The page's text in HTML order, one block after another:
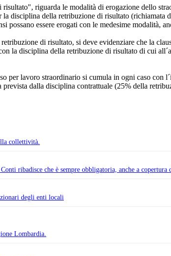
riguarda le modalità di erogazione dello
disciplina della retribuzione di risultato (richiamata
possano essere erogati con le medesime modalità,
di risultato, si deve evidenziare che la
la disciplina della retribuzione di risultato di cui
per lavoro straordinario si cumula in ogni caso con
prevista dalla disciplina contrattuale (25% della
collettività.
ribadisce che è sempre obbligatoria, anche a copertura
degli enti locali
Lombardia.